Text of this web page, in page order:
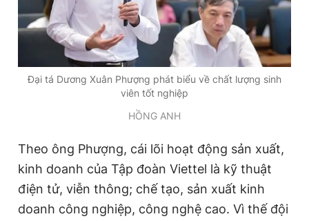
Đại tá Dương Xuân Phượng phát biểu về chất lượng sinh
viên tốt nghiệp
HỒNG ANH
Theo ông Phượng, cái lõi hoạt động sản xuất,
kinh doanh của Tập đoàn Viettel là kỹ thuật
điện tử, viễn thông; chế tạo, sản xuất kinh
doanh công nghiệp, công nghệ cao. Vì thế đội